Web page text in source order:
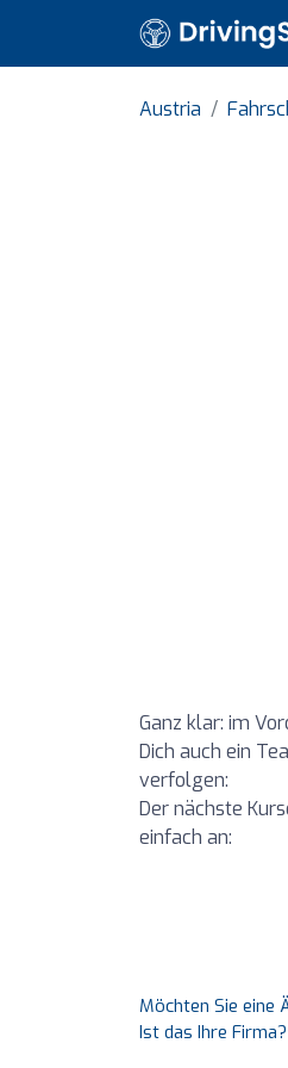
Austria
Ganz klar: im
Dich auch ein
verfolgen:
Der nächste
einfach an:
Möchten Sie eine
Ist das Ihre